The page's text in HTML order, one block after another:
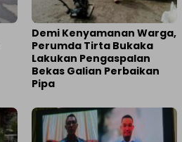
Demi Kenyamanan Warga,
Perumda Tirta Bukaka
Lakukan Pengaspalan
Bekas Galian Perbaikan
Pipa